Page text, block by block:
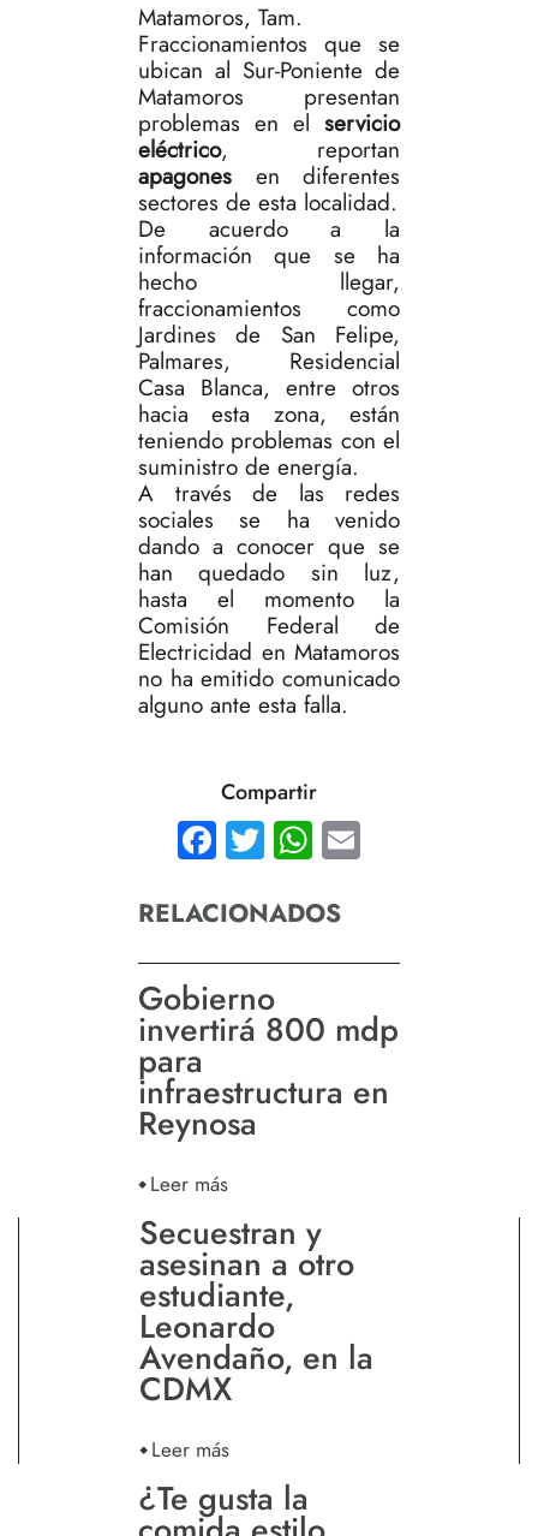
Matamoros, Tam.
Fraccionamientos que se
ubican al Sur-Poniente de
Matamoros presentan
problemas en el servicio
eléctrico, reportan
apagones en diferentes
sectores de esta localidad.
De acuerdo a la
información que se ha
hecho llegar,
fraccionamientos como
Jardines de San Felipe,
Palmares, Residencial
Casa Blanca, entre otros
hacia esta zona, están
teniendo problemas con el
suministro de energía.
A través de las redes
sociales se ha venido
dando a conocer que se
han quedado sin luz,
hasta el momento la
Comisión Federal de
Electricidad en Matamoros
no ha emitido comunicado
alguno ante esta falla.
Compartir
Facebook
TwitterWhatsApp
RELACIONADOS
Gobierno
invertirá 800 mdp
para
infraestructura en
Reynosa
Leer más
Secuestran y
asesinan a otro
estudiante,
Leonardo
Avendaño, en la
CDMX
Leer más
¿Te gusta la